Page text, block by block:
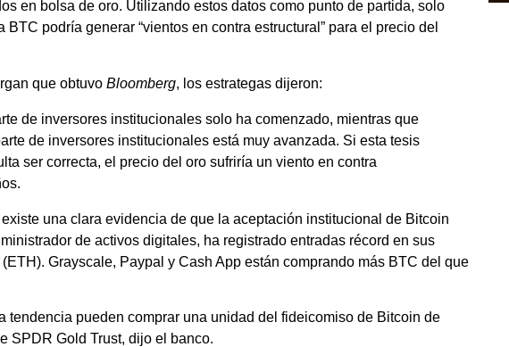
en bolsa de oro. Utilizando estos datos como punto de partida, solo
podría generar “vientos en contra estructural” para el precio del
que obtuvo Bloomberg, los estrategas dijeron:
de inversores institucionales solo ha comenzado, mientras que
de inversores institucionales está muy avanzada. Si esta tesis
ser correcta, el precio del oro sufriría un viento en contra
una clara evidencia de que la aceptación institucional de Bitcoin
de activos digitales, ha registrado entradas récord en sus
(ETH). Grayscale, Paypal y Cash App están comprando más BTC del que
tendencia pueden comprar una unidad del fideicomiso de Bitcoin de
SPDR Gold Trust, dijo el banco.